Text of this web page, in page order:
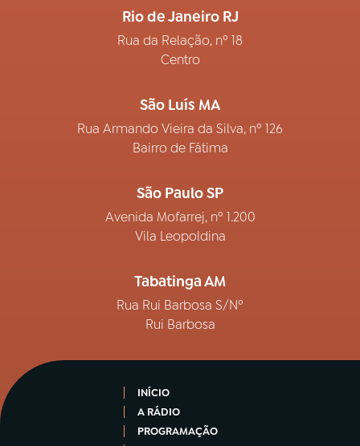
Rio de Janeiro RJ
Rua da Relação, nº 18
Centro
São Luís MA
Rua Armando Vieira da Silva, nº 126
Bairro de Fátima
São Paulo SP
Avenida Mofarrej, nº 1.200
Vila Leopoldina
Tabatinga AM
Rua Rui Barbosa S/Nº
Rui Barbosa
INÍCIO
A RÁDIO
PROGRAMAÇÃO